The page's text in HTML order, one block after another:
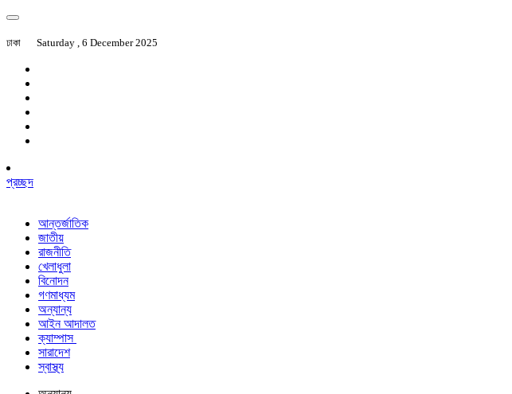
ঢাকা Saturday , 6 December 2025
প্রচ্ছদ
আন্তর্জাতিক
জাতীয়
রাজনীতি
খেলাধুলা
বিনোদন
গণমাধ্যম
অন্যান্য
আইন আদালত
ক্যাম্পাস
সারাদেশ
স্বাস্থ্য